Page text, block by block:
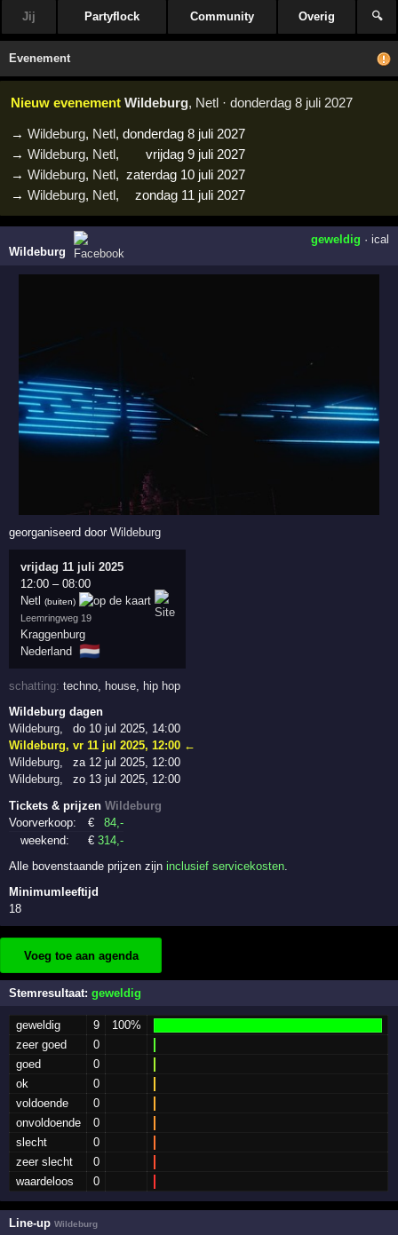
Jij Partyflock Community Overig 🔍
Evenement
Nieuw evenement Wildeburg, Netl · donderdag 8 juli 2027
→Wildeburg, Netl,donderdag 8 juli 2027
→Wildeburg, Netl,
vrijdag 9 juli 2027
→Wildeburg, Netl, zaterdag 10 juli 2027
→Wildeburg, Netl, zondag 11 juli 2027
Wildeburg
geweldig · ical
georganiseerd doorWildeburg
vrijdag 11 juli 2025
12:00 –08:00
Netl
(buiten)
Leemringweg 19
Kraggenburg
Nederland
🇳🇱
schatting:techno, house, hip hop
Wildeburg dagen
Wildeburg,
do 10 jul 2025, 14:00
Wildeburg,vr 11 jul 2025, 12:00 ←
Wildeburg,
za 12 jul 2025, 12:00
Wildeburg,
zo 13 jul 2025, 12:00
Tickets & prijzenWildeburg
Voorverkoop:
€ 84 ,-
weekend:
€314 ,-
Alle bovenstaande prijzen zijninclusief servicekosten
Minimumleeftijd
18
Voeg toe aan agenda
Stemresultaat:geweldig
geweldig 9
100%
zeer goed
0
goed
0
ok
0
voldoende
0
onvoldoende
0
slecht
0
zeer slecht
0
waardeloos
0
Line-upWildeburg